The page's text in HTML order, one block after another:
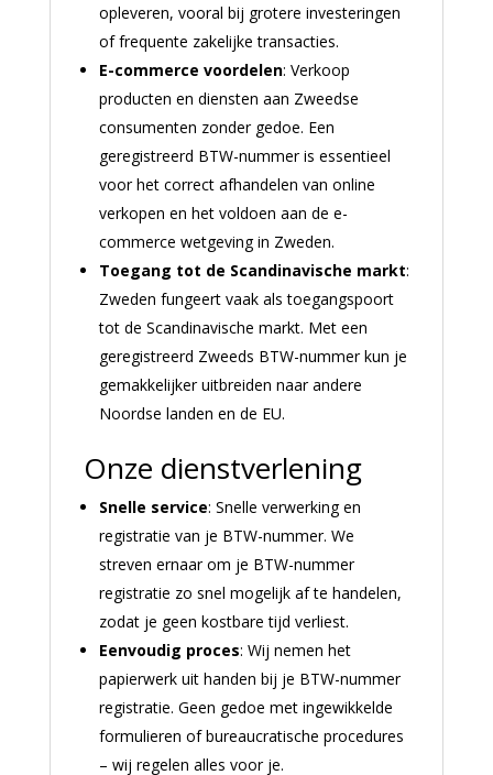
opleveren, vooral bij grotere investeringen
of frequente zakelijke transacties.
E-commerce voordelen: Verkoop
producten en diensten aan Zweedse
consumenten zonder gedoe. Een
geregistreerd BTW-nummer is essentieel
voor het correct afhandelen van online
verkopen en het voldoen aan de e-
commerce wetgeving in Zweden.
Toegang tot de Scandinavische markt:
Zweden fungeert vaak als toegangspoort
tot de Scandinavische markt. Met een
geregistreerd Zweeds BTW-nummer kun je
gemakkelijker uitbreiden naar andere
Noordse landen en de EU.
Onze dienstverlening
Snelle service: Snelle verwerking en
registratie van je BTW-nummer. We
streven ernaar om je BTW-nummer
registratie zo snel mogelijk af te handelen,
zodat je geen kostbare tijd verliest.
Eenvoudig proces: Wij nemen het
papierwerk uit handen bij je BTW-nummer
registratie. Geen gedoe met ingewikkelde
formulieren of bureaucratische procedures
– wij regelen alles voor je.